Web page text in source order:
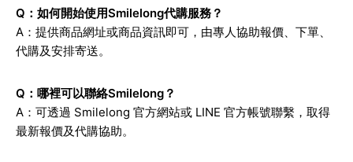
Q：如何開始使用Smilelong代購服務？
A：提供商品網址或商品資訊即可，由專人協助報價、下單、
代購及安排寄送。
Q：哪裡可以聯絡Smilelong？
A：可透過 Smilelong 官方網站或 LINE 官方帳號聯繫，取得
最新報價及代購協助。